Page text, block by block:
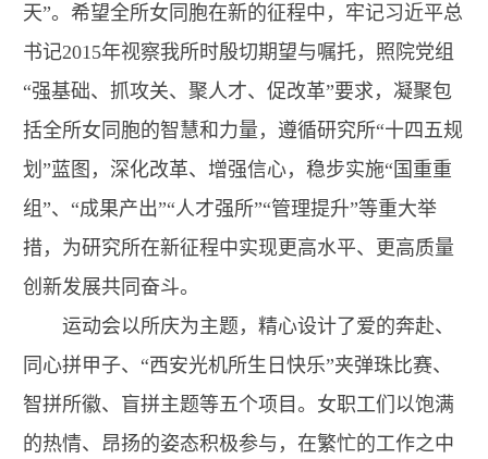
天”。希望全所女同胞在新的征程中，牢记习近平总
书记2015年视察我所时殷切期望与嘱托，照院党组
“强基础、抓攻关、聚人才、促改革”要求，凝聚包
括全所女同胞的智慧和力量，遵循研究所“十四五规
划”蓝图，深化改革、增强信心，稳步实施“国重重
组”、“成果产出”“人才强所”“管理提升”等重大举
措，为研究所在新征程中实现更高水平、更高质量
创新发展共同奋斗。
运动会以所庆为主题，精心设计了爱的奔赴、
同心拼甲子、“西安光机所生日快乐”夹弹珠比赛、
智拼所徽、盲拼主题等五个项目。女职工们以饱满
的热情、昂扬的姿态积极参与，在繁忙的工作之中